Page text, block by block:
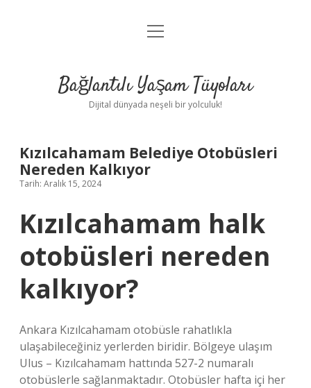
Anasayfa
Yasal Uyarı
menüyü
Bağlantılı Yaşam Tüyoları
Dijital dünyada neşeli bir yolculuk!
Kızılcahamam Belediye Otobüsleri
Nereden Kalkıyor
Tarih: Aralık 15, 2024
Kızılcahamam halk
otobüsleri nereden
kalkıyor?
Ankara Kızılcahamam otobüsle rahatlıkla
ulaşabileceğiniz yerlerden biridir. Bölgeye ulaşım
Ulus – Kızılcahamam hattında 527-2 numaralı
otobüslerle sağlanmaktadır. Otobüsler hafta içi her